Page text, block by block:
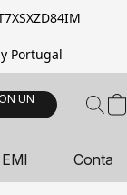
Portugal
UN